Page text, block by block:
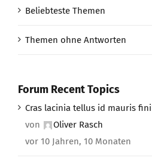
Beliebteste Themen
Themen ohne Antworten
Forum Recent Topics
Cras lacinia tellus id mauris
von
Oliver Rasch
vor 10 Jahren, 10 Monaten